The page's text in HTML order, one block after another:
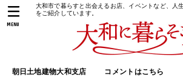
大和市で暮らすと出会えるお店、イベントなど、人
をご紹介しています。
朝日土地建物大和支店 コメントはこちら
MENU